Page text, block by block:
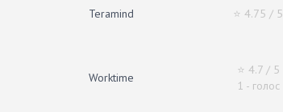
Teramind ⭐ 4.75 / 5
Worktime
⭐ 4.7/ 5
1 - голос